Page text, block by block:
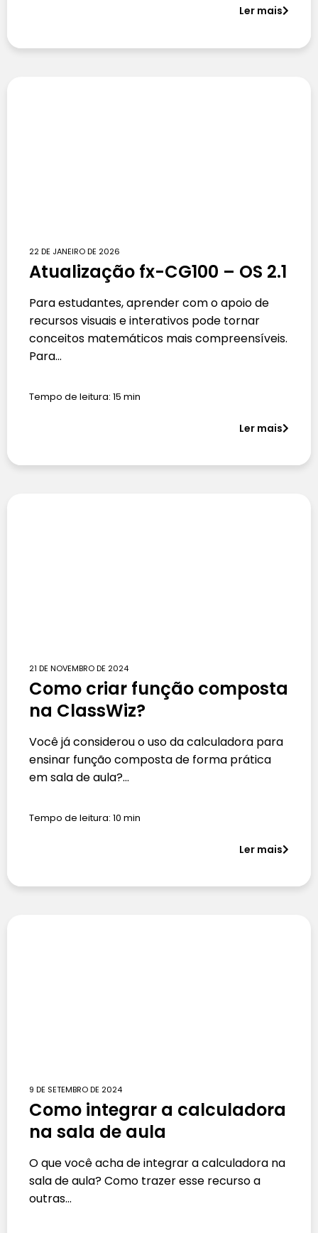
Ler mais
22 DE JANEIRO DE 2026
Atualização fx-CG100 – OS 2.1
Para estudantes, aprender com o apoio de
recursos visuais e interativos pode tornar
conceitos matemáticos mais compreensíveis.
Para…
Tempo de leitura: 15 min
Ler mais
21 DE NOVEMBRO DE 2024
Como criar função composta
na ClassWiz?
Você já considerou o uso da calculadora para
ensinar função composta de forma prática
em sala de aula?…
Tempo de leitura: 10 min
Ler mais
9 DE SETEMBRO DE 2024
Como integrar a calculadora
na sala de aula
O que você acha de integrar a calculadora na
sala de aula? Como trazer esse recurso a
outras…